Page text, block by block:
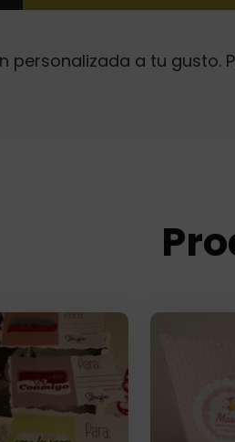
personalizada a tu gusto.